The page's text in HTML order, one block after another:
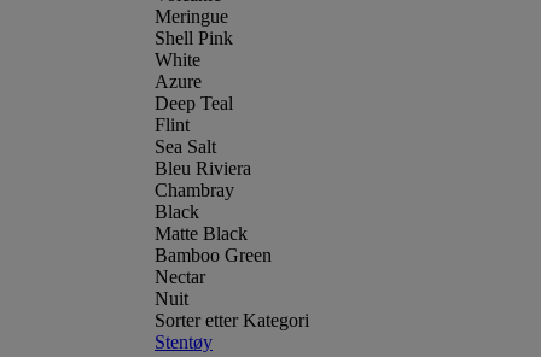
Meringue
Shell Pink
White
Azure
Deep Teal
Flint
Sea Salt
Bleu Riviera
Chambray
Black
Matte Black
Bamboo Green
Nectar
Nuit
Sorter etter Kategori
Stentøy